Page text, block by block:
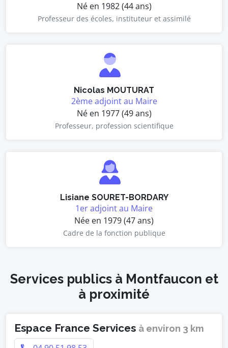
Né en 1982 (44 ans)
Professeur des écoles, instituteur et assimilé
Nicolas MOUTURAT
2ème adjoint au Maire
Né en 1977 (49 ans)
Professeur, profession scientifique
Lisiane SOURET-BORDARY
1er adjoint au Maire
Née en 1979 (47 ans)
Cadre de la fonction publique
Services publics à Montfaucon et
à proximité
Espace France Services à environ 3 km